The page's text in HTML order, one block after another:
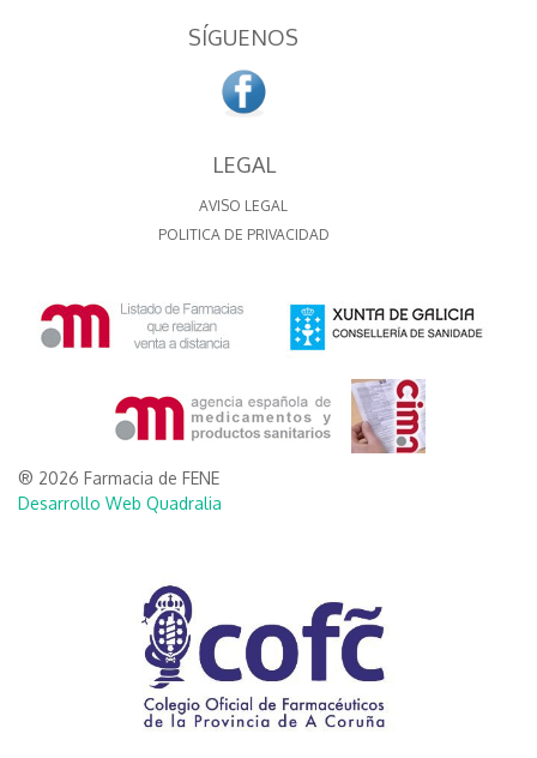
SÍGUENOS
LEGAL
AVISO LEGAL
POLITICA DE PRIVACIDAD
® 2026 Farmacia de FENE
Desarrollo Web Quadralia